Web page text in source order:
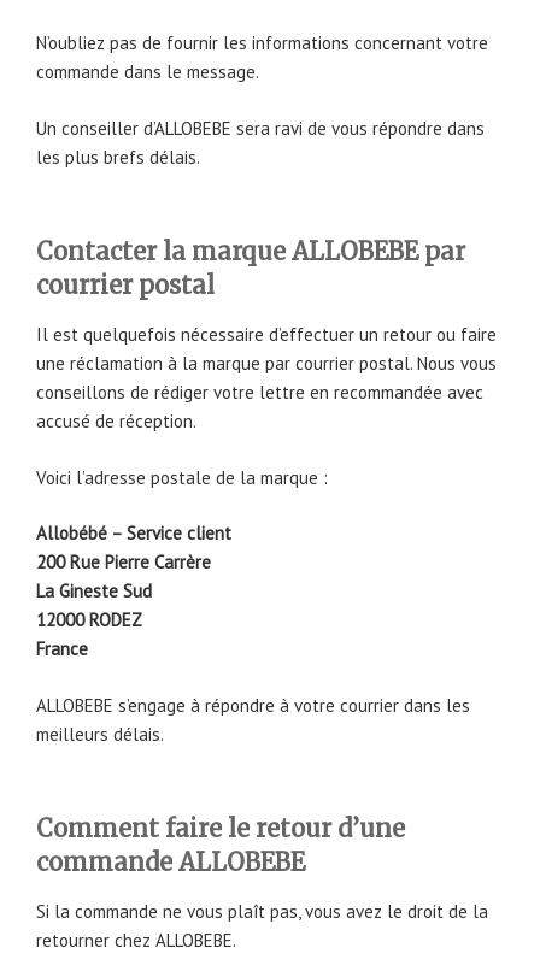
N’oubliez pas de fournir les informations concernant votre
commande dans le message.
Un conseiller d’ALLOBEBE sera ravi de vous répondre dans
les plus brefs délais.
Contacter la marque ALLOBEBE par
courrier postal
Il est quelquefois nécessaire d’effectuer un retour ou faire
une réclamation à la marque par courrier postal. Nous vous
conseillons de rédiger votre lettre en recommandée avec
accusé de réception.
Voici l’adresse postale de la marque :
Allobébé – Service client
200 Rue Pierre Carrère
La Gineste Sud
12000 RODEZ
France
ALLOBEBE s’engage à répondre à votre courrier dans les
meilleurs délais.
Comment faire le retour d’une
commande ALLOBEBE
Si la commande ne vous plaît pas, vous avez le droit de la
retourner chez ALLOBEBE.